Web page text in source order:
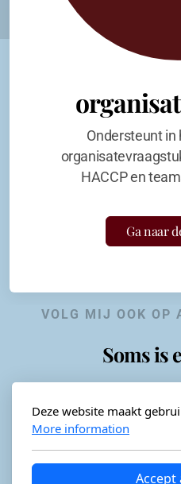
Ondersteunt in
HACCP en
Ga naar
VOLG MIJ OOK OP
Soms is
Deze website maakt
More information
Accept